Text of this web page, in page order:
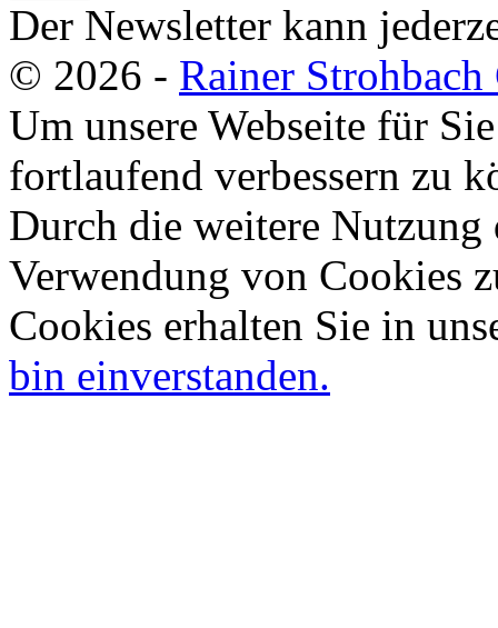
Der Newsletter kann
© 2026 - Rainer
Um unsere Webseite für
fortlaufend verbessern zu
Durch die weitere Nutzung
Verwendung von Cookies
Cookies erhalten Sie in
bin einverstanden.